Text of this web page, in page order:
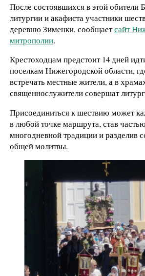
После состоявшихся в этой обители
литургии и акафиста участники
деревню Зименки, сообщаетсайт
митрополии.
Крестоходцам предстоит 14 дней
поселкам Нижегородской области,
встречать местные жители, а в
священнослужители совершат
Присоединиться к шествию может
в любой точке маршрута, став
многодневной традиции и разделив
общей молитвы.